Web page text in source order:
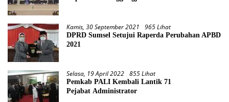
Kamis, 30 September 2021 965 Lihat
DPRD Sumsel Setujui Raperda Perubahan APBD
2021
Selasa, 19 April 2022 855 Lihat
Pemkab PALI Kembali Lantik 71
Pejabat Administrator